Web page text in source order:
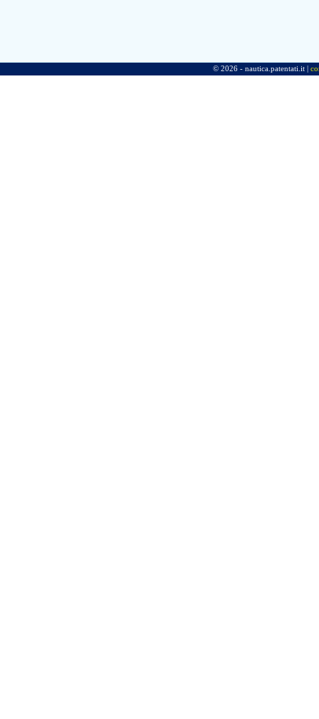
© 2026 - nautica.patentati.it |